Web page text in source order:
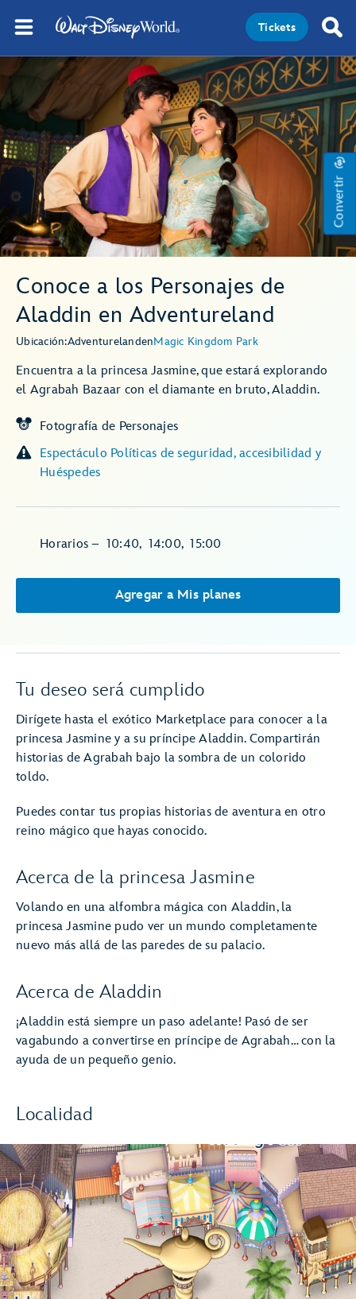
Tickets
Convertir
Conoce a los Personajes de
Aladdin en Adventureland
Ubicación:AdventurelandenMagic Kingdom Park
Encuentra a la princesa Jasmine, que estará explorando
el Agrabah Bazaar con el diamante en bruto, Aladdin.
Fotografía de Personajes
Espectáculo Políticas de seguridad, accesibilidad y
Huéspedes
Horarios– 10:40, 14:00,15:00
Agregar a Mis planes
Tu deseo será cumplido
Dirígete hasta el exótico Marketplace para conocer a la
princesa Jasmine y a su príncipe Aladdin. Compartirán
historias de Agrabah bajo la sombra de un colorido
toldo.
Puedes contar tus propias historias de aventura en otro
reino mágico que hayas conocido.
Acerca de la princesa Jasmine
Volando en una alfombra mágica con Aladdin, la
princesa Jasmine pudo ver un mundo completamente
nuevo más allá de las paredes de su palacio.
Acerca de Aladdin
¡Aladdin está siempre un paso adelante! Pasó de ser
vagabundo a convertirse en príncipe de Agrabah… con la
ayuda de un pequeño genio.
Localidad